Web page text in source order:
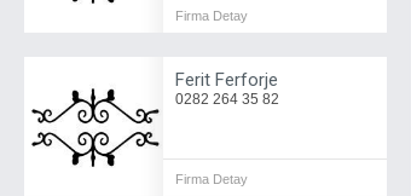
Firma Detay
Ferit Ferforje
0282 264 35 82
Firma Detay